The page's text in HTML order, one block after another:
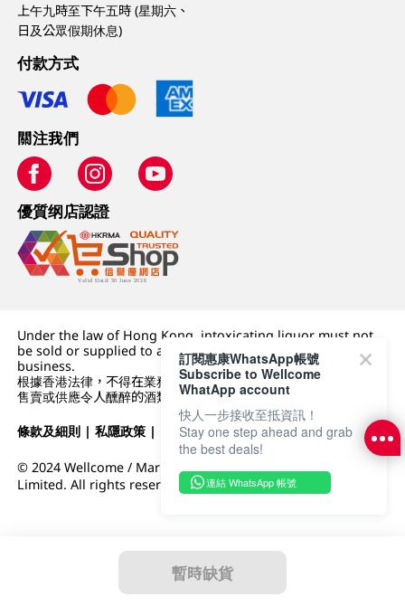
暫時缺貨
上午九時至下午五時 (星期六、
日及公眾假期休息)
付款方式
關注我們
優質纲店認證
Under the law of Hong Kong, intoxicating liquor must not
be sold or supplied to a minor (under 18) in the course of
business.
根據香港法律，不得在業務過程中，向未成年人 (18 歲以下人士)
售賣或供應令人醺醉的酒類。
條款及細則 |私隱政策 | DFI零售集團
© 2024 Wellcome / Market Place. The Dairy Farm Company
Limited. All rights reserved.
訂閱惠康WhatsApp帳號
Subscribe to Wellcome
WhatApp account
快人一步接收至抵資訊！
Stay one step ahead and grab
the best deals!
連結 WhatsApp 帳號